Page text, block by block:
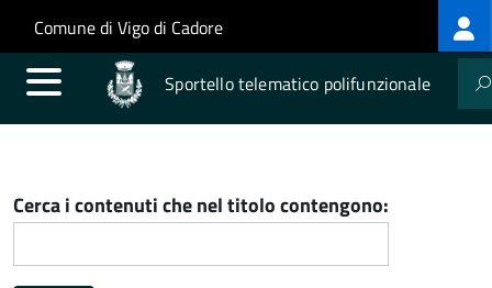
Salta al contenuto principale
Skip to site navigation
Comune di Vigo di Cadore
Sportello telematico polifunzionale
Cerca i contenuti che nel titolo contengono: